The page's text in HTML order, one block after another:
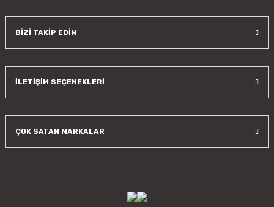
BİZİ TAKİP EDİN
İLETİŞİM SEÇENEKLERİ
ÇOK SATAN MARKALAR